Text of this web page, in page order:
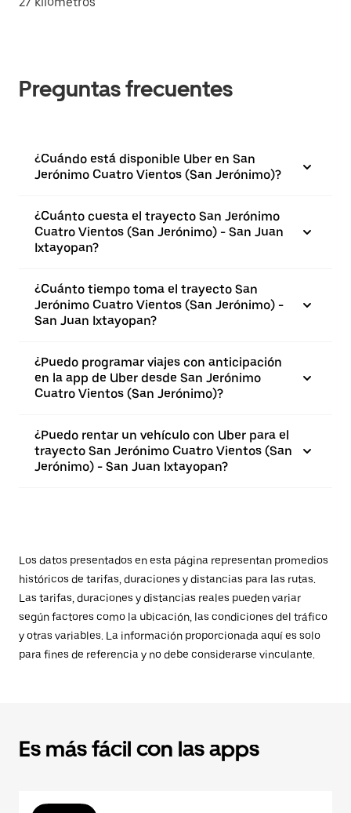
Preguntas frecuentes
¿Cuándo está disponible Uber en San
Jerónimo Cuatro Vientos (San Jerónimo)?
¿Cuánto cuesta el trayecto San Jerónimo
Cuatro Vientos (San Jerónimo) - San Juan
Ixtayopan?
¿Cuánto tiempo toma el trayecto San
Jerónimo Cuatro Vientos (San Jerónimo) -
San Juan Ixtayopan?
¿Puedo programar viajes con anticipación
en la app de Uber desde San Jerónimo
Cuatro Vientos (San Jerónimo)?
¿Puedo rentar un vehículo con Uber para el
trayecto San Jerónimo Cuatro Vientos (San
Jerónimo) - San Juan Ixtayopan?
Los datos presentados en esta página representan promedios
históricos de tarifas, duraciones y distancias para las rutas.
Las tarifas, duraciones y distancias reales pueden variar
según factores como la ubicación, las condiciones del tráfico
y otras variables. La información proporcionada aquí es solo
para fines de referencia y no debe considerarse vinculante.
Es más fácil con las apps